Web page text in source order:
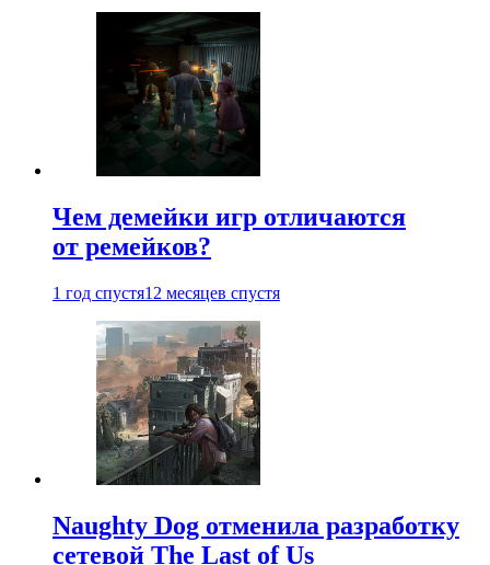
Чем демейки игр отличаются
от ремейков?
1 год спустя12 месяцев спустя
Naughty Dog отменила разработку
сетевой The Last of Us